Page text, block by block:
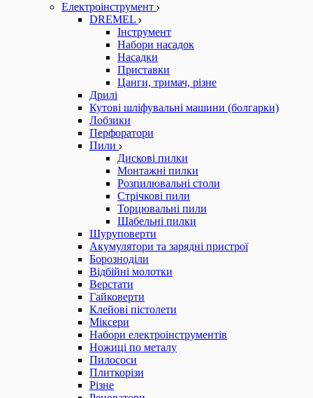
Електроінструмент
DREMEL
Інструмент
Набори насадок
Насадки
Приставки
Цанги, тримач, різне
Дрилі
Кутові шліфувальні машини (болгарки)
Лобзики
Перфоратори
Пили
Дискові пилки
Монтажні пилки
Розпилювальні столи
Стрічкові пили
Торцювальні пили
Шабельні пилки
Шуруповерти
Акумулятори та зарядні пристрої
Борозноділи
Відбійні молотки
Верстати
Гайковерти
Клейові пістолети
Міксери
Набори електроінструментів
Ножиці по металу
Пилососи
Плиткорізи
Різне